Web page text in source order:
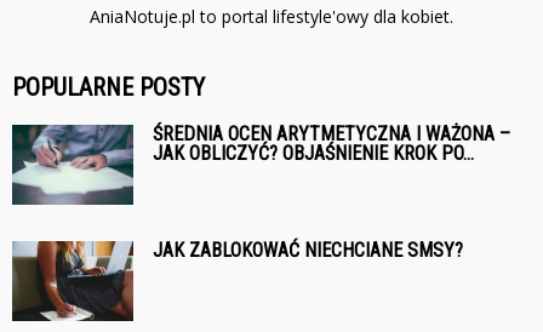
AniaNotuje.pl to portal lifestyle'owy dla kobiet.
POPULARNE POSTY
ŚREDNIA OCEN ARYTMETYCZNA I WAŻONA –
JAK OBLICZYĆ? OBJAŚNIENIE KROK PO...
JAK ZABLOKOWAĆ NIECHCIANE SMSY?